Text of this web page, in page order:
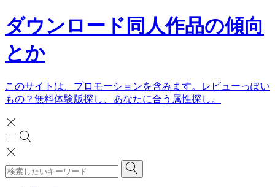
ダウンロード同人作品の傾向
とか
このサイトは、プロモーションを含みます。レビューっぽい
もの？無料体験版探し、あなたに合う属性探し。